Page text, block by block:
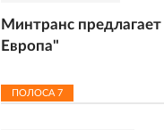
Минтранс
Европа"
ПОЛОСА 7